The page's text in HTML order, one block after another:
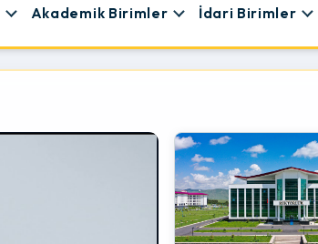
Akademik Birimler İdari Birimler